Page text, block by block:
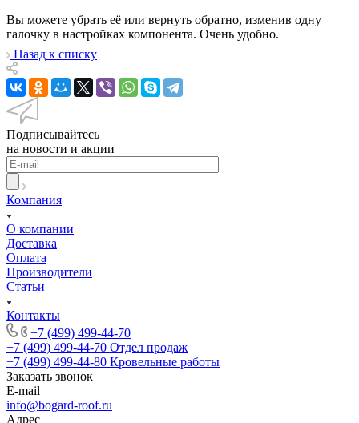
Вы можете убрать её или вернуть обратно, изменив одну
галочку в настройках компонента. Очень удобно.
Назад к списку
Подписывайтесь
на новости и акции
Компания
О компании
Доставка
Оплата
Производители
Статьи
Контакты
+7 (499) 499-44-70
+7 (499) 499-44-70 Отдел продаж
+7 (499) 499-44-80 Кровельные работы
Заказать звонок
E-mail
info@bogard-roof.ru
Адрес